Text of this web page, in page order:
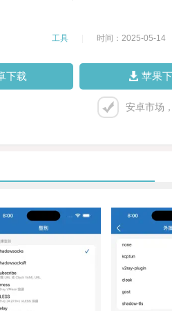
工具 时间：2025-05-14
下载 苹果
安卓市场